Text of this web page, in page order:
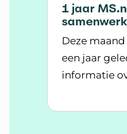
1 jaar
Deze maand
een jaar
informatie
jaarverslag